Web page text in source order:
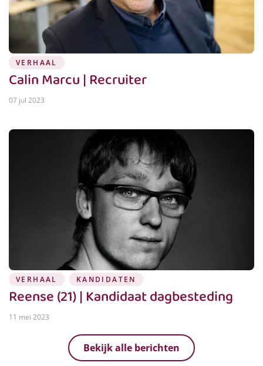
VERHAAL
Calin Marcu | Recruiter
07 jul 2023
VERHAAL KANDIDATEN
Reense (21) | Kandidaat dagbesteding
11 mei 2023
Bekijk alle berichten